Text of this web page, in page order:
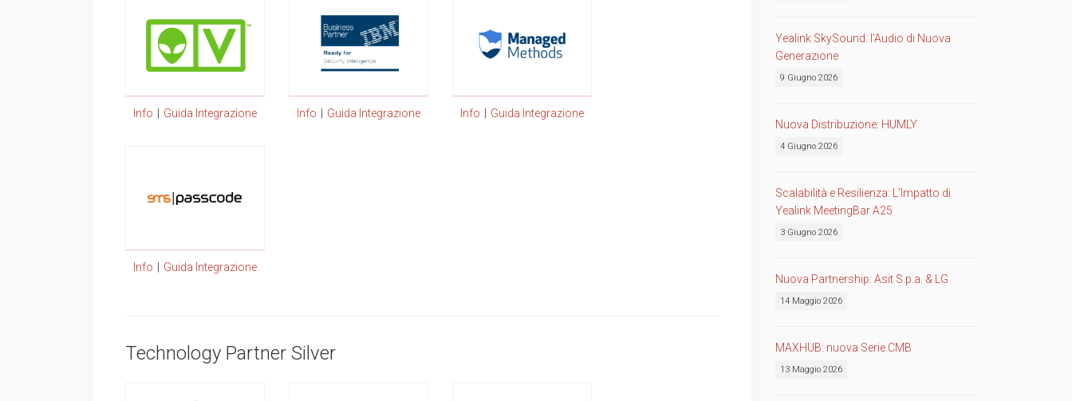
Info Guida Integrazione Info Guida Integrazione Info Guida Integrazione
Info Guida Integrazione
Technology Partner Silver
Yealink SkySound: l’Audio di Nuova
Generazione
9 Giugno 2026
Nuova Distribuzione: HUMLY
4 Giugno 2026
Scalabilità e Resilienza: L’Impatto di
Yealink MeetingBar A25
3 Giugno 2026
Nuova Partnership: Asit S.p.a. & LG
14 Maggio 2026
MAXHUB: nuova Serie CMB
13 Maggio 2026